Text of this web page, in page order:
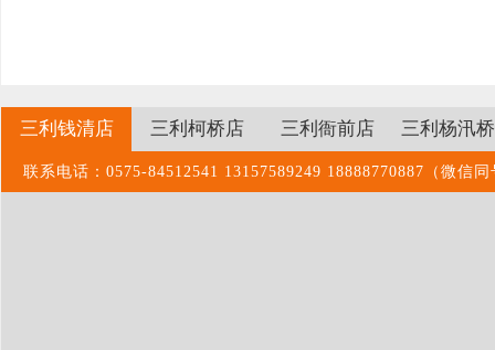
三利钱清店 三利柯桥店 三利衙前店 三利杨汛
联系电话：0575-84512541 13157589249 18888770887（微信